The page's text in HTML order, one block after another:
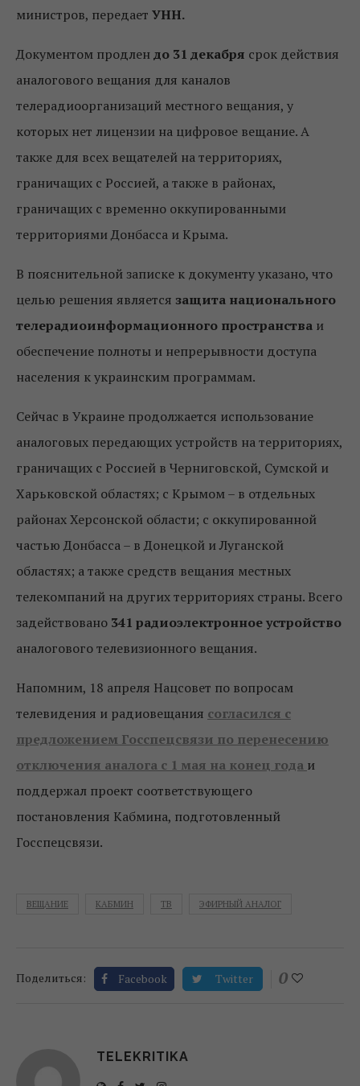
министров, передает УНН.
Документом продлендо 31 декабря срок действия
аналогового вещания для каналов
телерадиоорганизаций местного вещания, у
которых нет лицензии на цифровое вещание. А
также для всех вещателей на территориях,
граничащих с Россией, а также в районах,
граничащих с временно оккупированными
территориями Донбасса и Крыма.
В пояснительной записке к документу указано, что
целью решения является защита национального
телерадиоинформационного пространства и
обеспечение полноты и непрерывности доступа
населения к украинским программам.
Сейчас в Украине продолжается использование
аналоговых передающих устройств на территориях,
граничащих с Россией в Черниговской, Сумской и
Харьковской областях; с Крымом – в отдельных
районах Херсонской области; с оккупированной
частью Донбасса – в Донецкой и Луганской
областях; а также средств вещания местных
телекомпаний на других территориях страны. Всего
задействовано 341 радиоэлектронное устройство
аналогового телевизионного вещания.
Напомним, 18 апреля Нацсовет по вопросам
телевидения и радиовещания согласился с
предложением Госспецсвязи по перенесению
отключения аналога с 1 мая на конец года и
поддержал проект соответствующего
постановления Кабмина, подготовленный
Госспецсвязи.
ВЕЩАНИЕ КАБМИН ТВ ЭФИРНЫЙ АНАЛОГ
Поделиться: Facebook Twitter 0
TELEKRITIKA